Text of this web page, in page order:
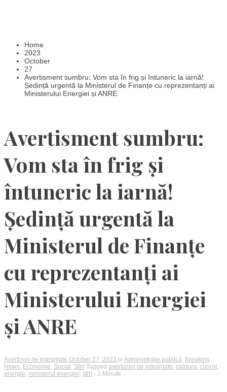
Home
2023
October
27
Avertisment sumbru: Vom sta în frig și întuneric la iarnă!
Ședință urgentă la Ministerul de Finanțe cu reprezentanți ai
Ministerului Energiei și ANRE
Avertisment sumbru:
Vom sta în frig și
întuneric la iarnă!
Ședință urgentă la
Ministerul de Finanțe
cu reprezentanți ai
Ministerului Energiei
și ANRE
Avertizori de Integritate October 27, 2023 in Administrație publică, Breaking
News, Economie, Social , Stiri Tagged avertizorii de integritate, caldura, curent,
energie, ministerul energiei, stiri - 1 Minute